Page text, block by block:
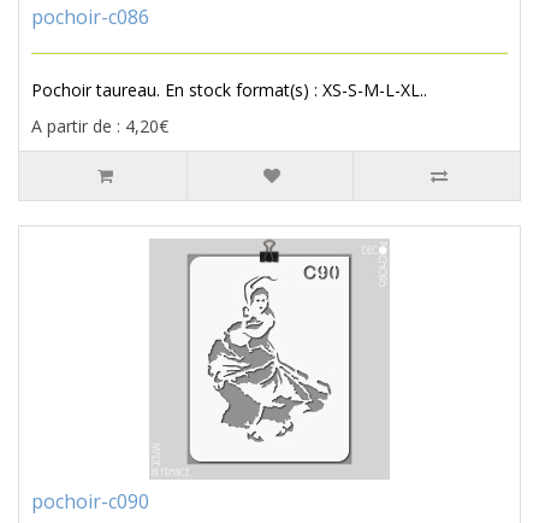
pochoir-c086
Pochoir taureau. En stock format(s) : XS-S-M-L-XL..
A partir de : 4,20€
pochoir-c090